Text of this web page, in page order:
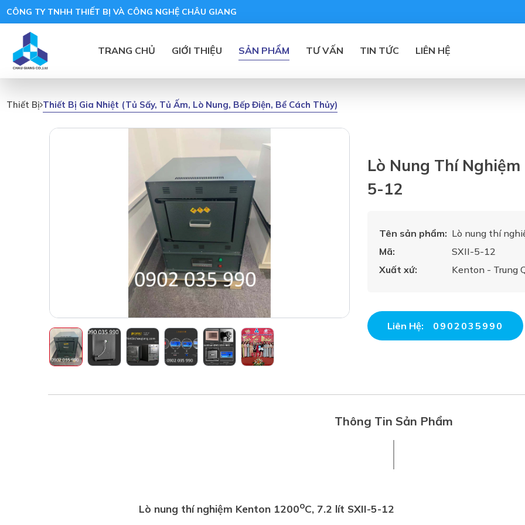
CÔNG TY TNHH THIẾT BỊ VÀ CÔNG NGHỆ CHÂU GIANG
TRANG CHỦ GIỚI THIỆU SẢN PHẨM TƯ VẤN TIN TỨC LIÊN HỆ
Thiết Bị Thiết Bị Gia Nhiệt (tủ Sấy, Tủ Ấm, Lò Nung, Bếp Điện, Bể Cách Thủy)
Lò Nung Thí
5-12
Tên sản phẩm: Lò nung thí
Mã:
SXII-5-12
Xuất xứ:
Kenton - Trung
Liên Hệ: 0902035990
Thông Tin Sản Phẩm
Lò nung thí nghiệm Kenton 1200oC, 7.2 lít SXII-5-12